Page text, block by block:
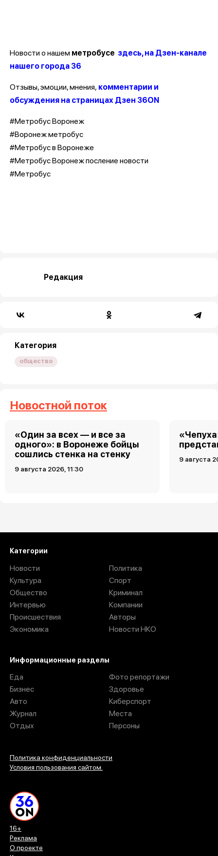
Новости о нашем метробусе здесь, на Дзен-канале
нашего города 36
Отзывы, эмоции, мнения, комментарии и
обсуждения на страницах Дзен 36ON
#Метробус Воронеж
#Воронеж метробус
#Метробус в Воронеже
#Метробус Воронеж посление новости
#Метробус
Редакция
Категория
общество
Новостной поток
«Один за всех — и все за
одного»: в Воронеже бойцы
сошлись стенка на стенку
9 августа 2026, 11:30
9 августа
16+
Реклама
О проекте
Категории
Новости
Культура
Общество
Интервью
Происшествия
Экономика
Политика
Спорт
Криминал
Компании
Авторы
Новости НКО
Информационные разделы
Еда
Бизнес
Авто
Журнал
Отдых
Фото репортажи
Здоровье
Киберспорт
Места
Персоны
Политика конфиденциальности
Условия пользования сайтом.